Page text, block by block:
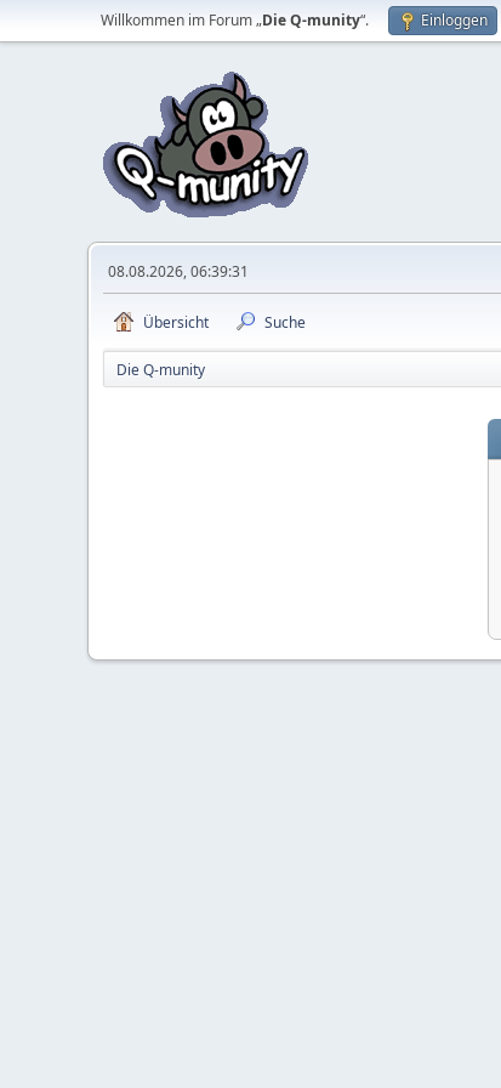
Willkommen im Forum „Die Q-munity“. Einloggen
08.08.2026, 06:39:31
Übersicht Suche
Die Q-munity